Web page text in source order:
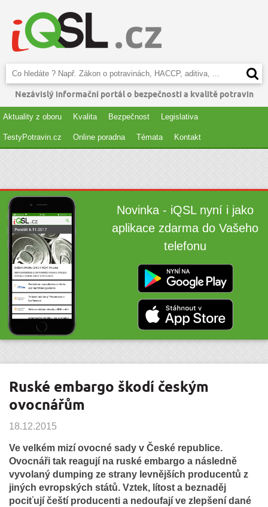
Nezávislý informační portál o bezpečnosti a kvalitě potravin
Aktuality z oboru Kvalita Bezpečnost Legislativa
TestyPotravin.cz Online poradna Témata Kontakt
Novinka - iQSL nyní i jako
aplikace zdarma do Vašeho
telefonu
Ruské embargo škodí českým
ovocnářům
18.12.2015
Ve velkém mizí ovocné sady v České republice.
Ovocnáři tak reagují na ruské embargo a následně
vyvolaný dumping ze strany levnějších producentů z
jiných evropských států. Vztek, lítost a beznaděj
pociťují čeští producenti a nedoufají ve zlepšení dané